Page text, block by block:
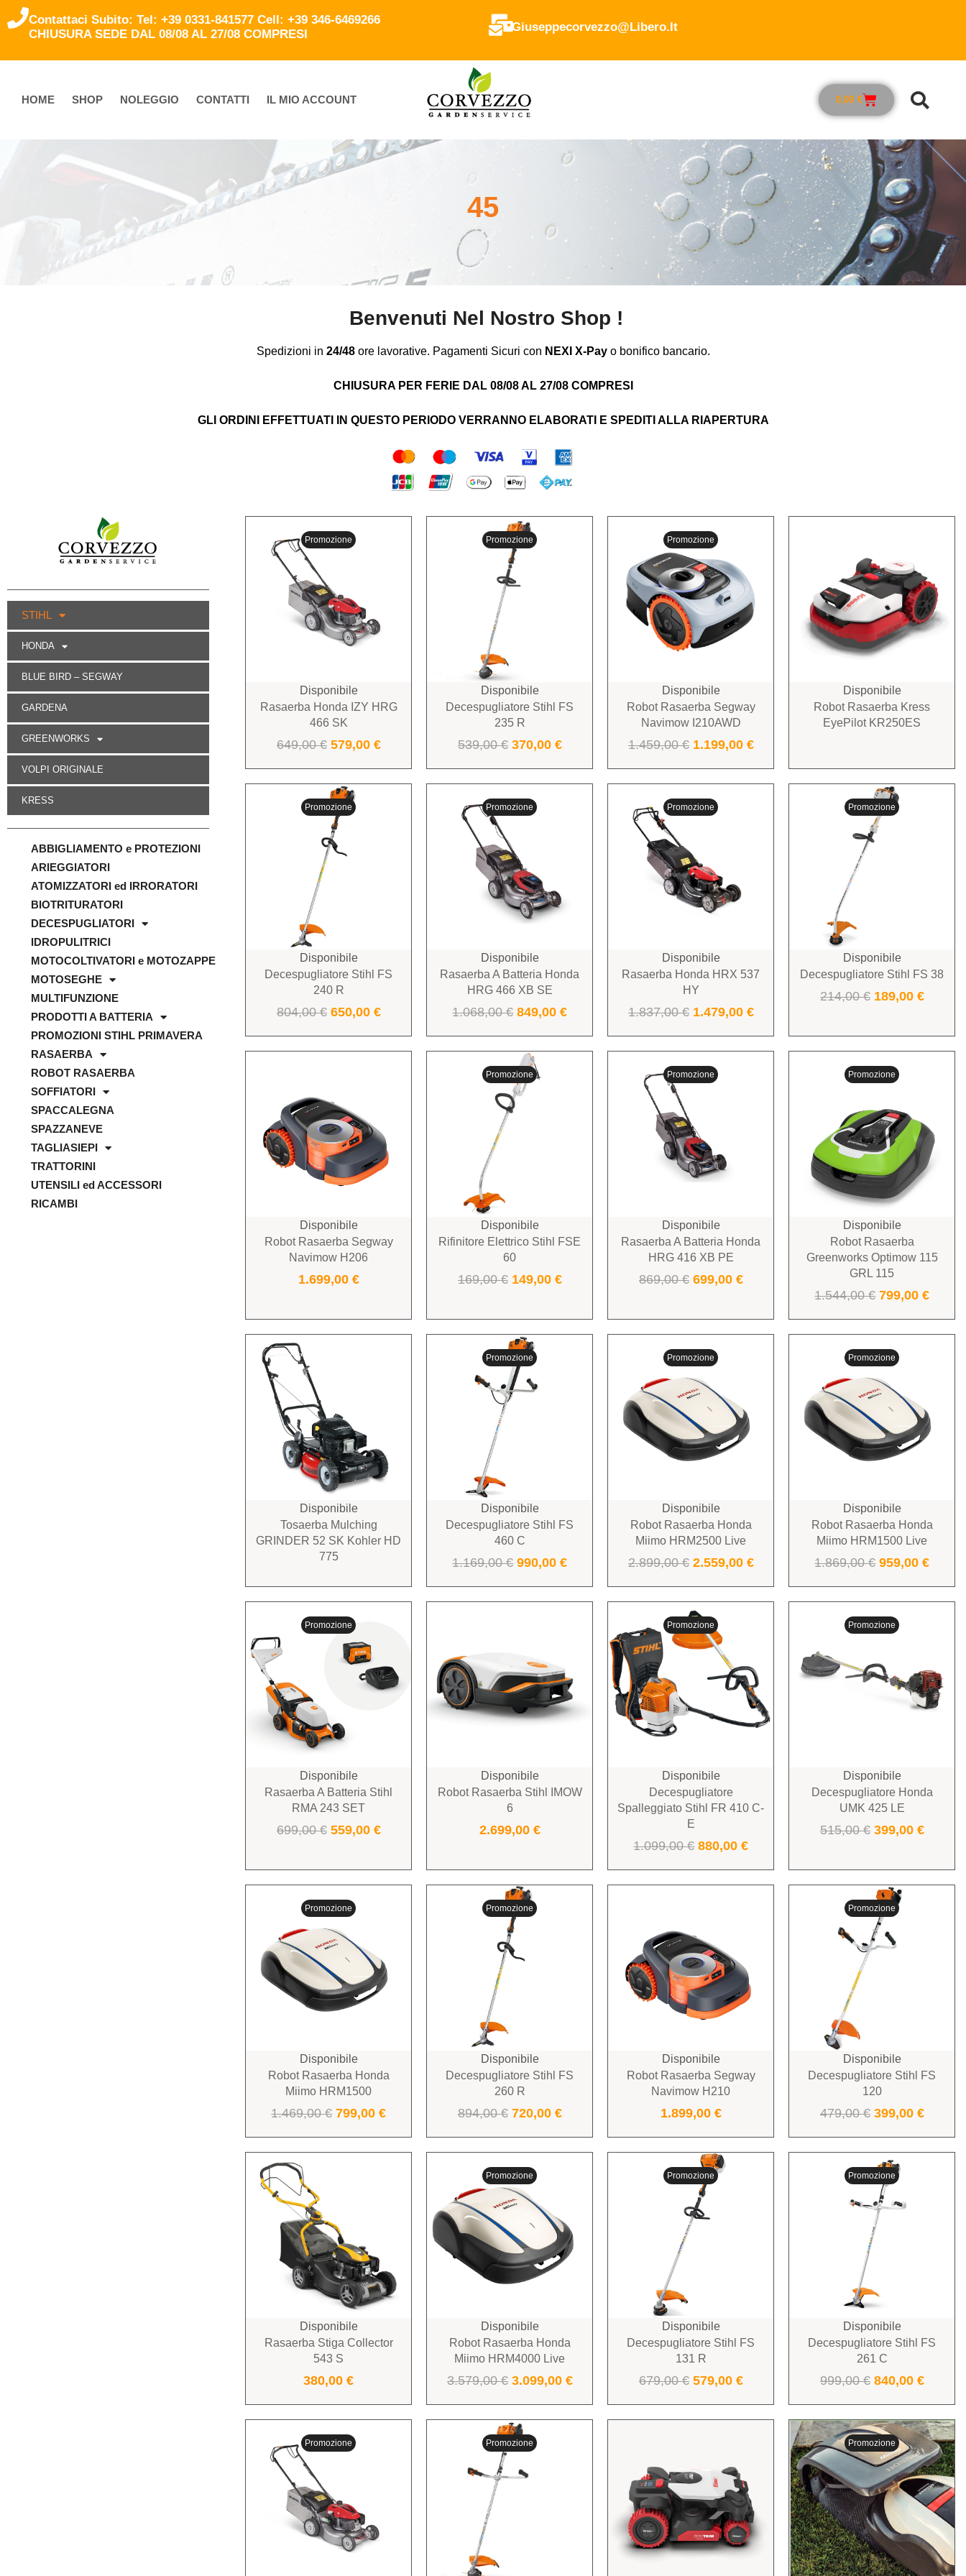
Contattaci Subito: Tel: +39 0331-841577 Cell: +39 346-6469266
CHIUSURA SEDE DAL 08/08 AL 27/08 COMPRESI
Giuseppecorvezzo@libero.it
HOME SHOP NOLEGGIO CONTATTI IL MIO ACCOUNT 0,00 €
45
Benvenuti Nel Nostro Shop !
Spedizioni in 24/48ore lavorative. Pagamenti Sicuri con NEXI X-Payo bonifico bancario.
CHIUSURA PER FERIE DAL 08/08 AL 27/08 COMPRESI
GLI ORDINI EFFETTUATI IN QUESTO PERIODO VERRANNO ELABORATI E SPEDITI ALLA RIAPERTURA
STIHL
HONDA
BLUE BIRD – SEGWAY
GARDENA
GREENWORKS
VOLPI ORIGINALE
KRESS
ABBIGLIAMENTO e PROTEZIONI
ARIEGGIATORI
ATOMIZZATORI ed IRRORATORI
BIOTRITURATORI
DECESPUGLIATORI
IDROPULITRICI
MOTOCOLTIVATORI e MOTOZAPPE
MOTOSEGHE
MULTIFUNZIONE
PRODOTTI A BATTERIA
PROMOZIONI STIHL PRIMAVERA
RASAERBA
ROBOT RASAERBA
SOFFIATORI
SPACCALEGNA
SPAZZANEVE
TAGLIASIEPI
TRATTORINI
UTENSILI ed ACCESSORI
RICAMBI
Promozione
Disponibile
Rasaerba Honda IZY HRG
466 SK
649,00€ 579,00 €
Promozione
Disponibile
Decespugliatore Stihl FS
235 R
539,00€ 370,00 €
Promozione
Disponibile
Robot Rasaerba Segway
Navimow I210AWD
1.459,00€ 1.199,00 €
Disponibile
Robot Rasaerba Kress
EyePilot KR250ES
Promozione
Disponibile
Decespugliatore Stihl FS
240 R
804,00€ 650,00 €
Promozione
Disponibile
Rasaerba A Batteria Honda
HRG 466 XB SE
1.068,00€ 849,00€
Promozione
Disponibile
Rasaerba Honda HRX 537
HY
1.837,00€ 1.479,00 €
Promozione
Disponibile
Decespugliatore Stihl FS 38
214,00€ 189,00 €
Disponibile
Robot Rasaerba Segway
Navimow H206
1.699,00 €
Promozione
Disponibile
Rifinitore Elettrico Stihl FSE
60
169,00€ 149,00 €
Promozione
Disponibile
Rasaerba A Batteria Honda
HRG 416 XB PE
869,00€ 699,00 €
Promozione
Disponibile
Robot Rasaerba
Greenworks Optimow 115
GRL 115
1.544,00€ 799,00€
Disponibile
Tosaerba Mulching
GRINDER 52 SK Kohler HD
775
Promozione
Disponibile
Decespugliatore Stihl FS
460 C
1.169,00€ 990,00€
Promozione
Disponibile
Robot Rasaerba Honda
Miimo HRM2500 Live
2.899,00€ 2.559,00 €
Promozione
Disponibile
Robot Rasaerba Honda
Miimo HRM1500 Live
1.869,00€ 959,00€
Promozione
Disponibile
Rasaerba A Batteria Stihl
RMA 243 SET
699,00€ 559,00 €
Disponibile
Robot Rasaerba Stihl IMOW
6
2.699,00 €
Promozione
Disponibile
Decespugliatore
Spalleggiato Stihl FR 410 C-
E
1.099,00€ 880,00€
Promozione
Disponibile
Decespugliatore Honda
UMK 425 LE
515,00€ 399,00 €
Promozione
Disponibile
Robot Rasaerba Honda
Miimo HRM1500
1.469,00€ 799,00€
Promozione
Disponibile
Decespugliatore Stihl FS
260 R
894,00€ 720,00 €
Disponibile
Robot Rasaerba Segway
Navimow H210
1.899,00 €
Promozione
Disponibile
Decespugliatore Stihl FS
120
479,00€ 399,00 €
Disponibile
Rasaerba Stiga Collector
543 S
380,00€
Promozione
Disponibile
Robot Rasaerba Honda
Miimo HRM4000 Live
3.579,00€ 3.099,00 €
Promozione
Disponibile
Decespugliatore Stihl FS
131 R
679,00€ 579,00 €
Promozione
Disponibile
Decespugliatore Stihl FS
261 C
999,00€ 840,00 €
Promozione Promozione Promozione